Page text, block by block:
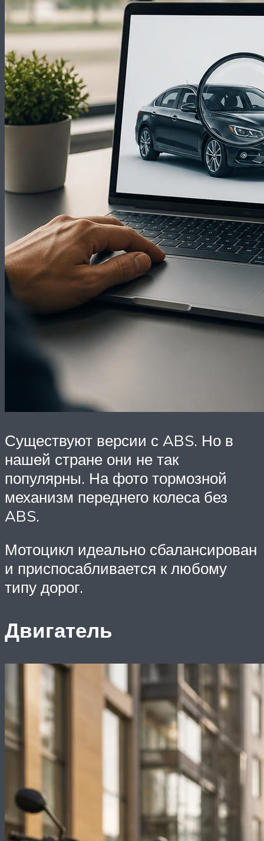
Существуют версии с ABS. Но в
нашей стране они не так
популярны. На фото тормозной
механизм переднего колеса без
ABS.
Мотоцикл идеально сбалансирован
и приспосабливается к любому
типу дорог.
Двигатель